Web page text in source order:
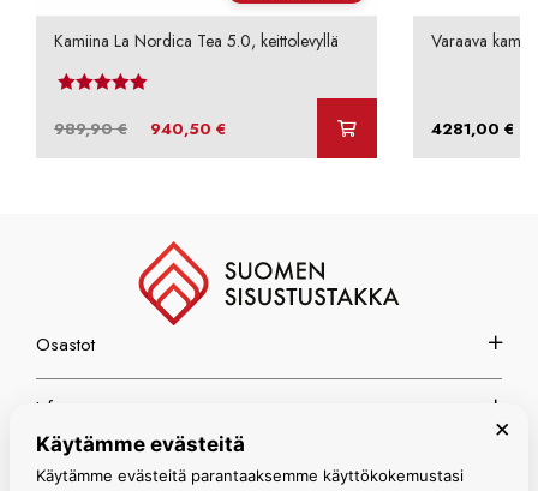
Kamiina La Nordica Tea 5.0, keittolevyllä
989,90€
Alkuperäinen
940,50€
Varaava
4281,00 €
Osastot
Info
Espoon myymälä
×
Käytämme evästeitä
Käytämme evästeitä parantaaksemme käyttökokemustasi